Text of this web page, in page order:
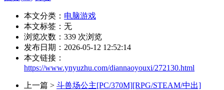
本文分类： 电脑游戏
本文标签：无
浏览次数： 339 次浏览
发布日期：2026-05-12 12:52:14
本文链接：
https://www.ynyuzhu.com/diannaoyouxi/272130.html
上一篇 > 斗兽场公主[PC/370M][RPG/STEAM/中出]